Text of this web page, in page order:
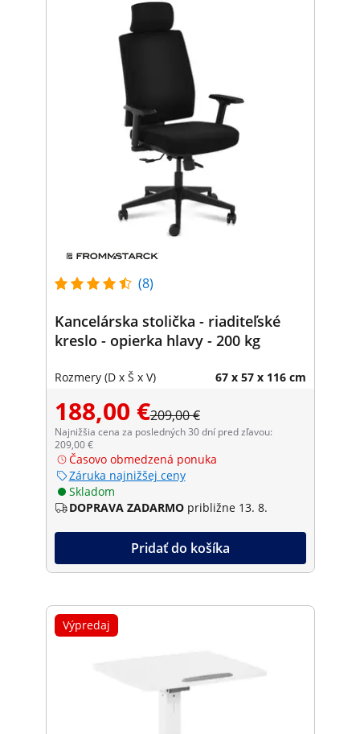
(8)
Kancelárska stolička - riaditeľské
kreslo - opierka hlavy - 200 kg
Rozmery (D x Š x V) 67 x 57 x 116 cm
188,00 €209,00 €
Najnižšia cena za posledných 30 dní pred zľavou:
209,00 €
Časovo obmedzená ponuka
Záruka najnižšej ceny
Skladom
DOPRAVA ZADARMO približne 13. 8.
Pridať do košíka
Výpredaj